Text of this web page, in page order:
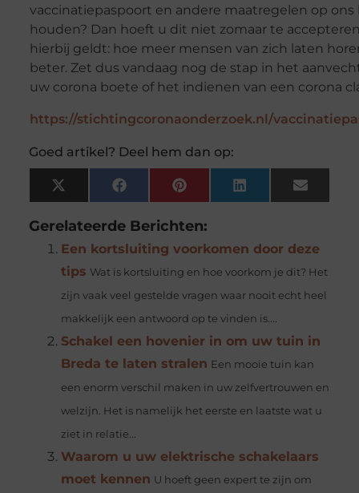
vaccinatiepaspoort en andere maatregelen op ons
houden? Dan hoeft u dit niet zomaar te
hierbij geldt: hoe meer mensen van zich laten
beter. Zet dus vandaag nog de stap in het
uw corona boete of het indienen van een corona
https://stichtingcoronaonderzoek.nl/
Goed artikel? Deel hem dan op:
X
(Twitter)
FacebookPinterest LinkedIn Email
Gerelateerde Berichten:
Een kortsluiting voorkomen door deze
tips Wat is kortsluiting en hoe voorkom je dit? Het
zijn vaak veel gestelde vragen waar nooit echt heel
makkelijk een antwoord op te vinden is....
Schakel een hovenier in om uw tuin in
Breda te laten stralen Een mooie tuin kan
een enorm verschil maken in uw zelfvertrouwen en
welzijn. Het is namelijk het eerste en laatste wat u
ziet in relatie...
Waarom u uw elektrische schakelaars
moet kennen U hoeft geen expert te zijn om